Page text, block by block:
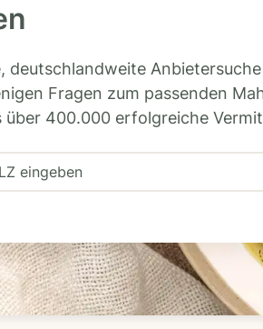
deutschlandweite Anbietersuche
Fragen zum passenden
über 400.000 erfolgreiche